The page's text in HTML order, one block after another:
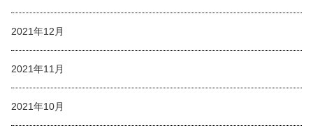
2021年12月
2021年11月
2021年10月